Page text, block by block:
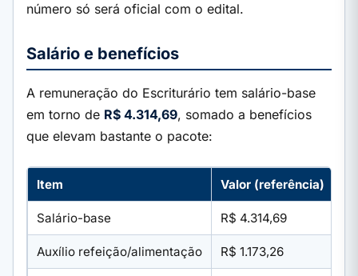
número só será oficial com o edital.
Salário e benefícios
A remuneração do Escriturário tem salário-base
em torno de R$ 4.314,69, somado a benefícios
que elevam bastante o pacote:
Item Valor (referência)
Salário-base R$ 4.314,69
Auxílio refeição/alimentação R$ 1.173,26